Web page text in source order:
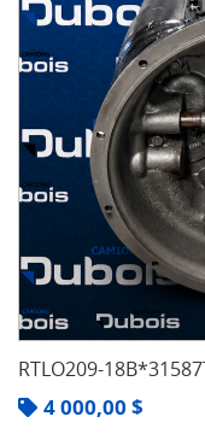
RTLO209-
4 000,00 $